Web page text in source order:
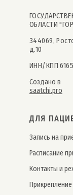
ОБЛАСТИ
344069,
д.10
ИНН/КПП
Создано в
saatchi.pro
ДЛЯ
Запись на
Расписание
Контакты и